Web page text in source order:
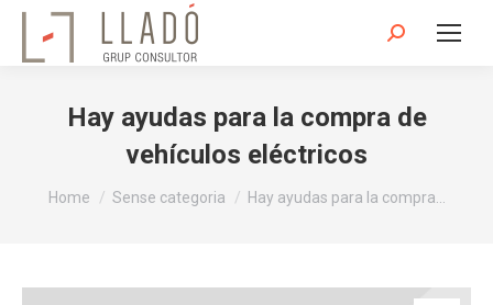
Search:
Hay ayudas para la compra de
vehículos eléctricos
You are here:
Home Sense categoria Hay ayudas para la compra…